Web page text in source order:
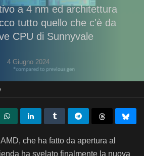
a 4 nm ed architettura
tutto quello che c'è da
CPU di Sunnyvale
4 Giugno 2024
che ha fatto da apertura al
ha svelato finalmente la nuova